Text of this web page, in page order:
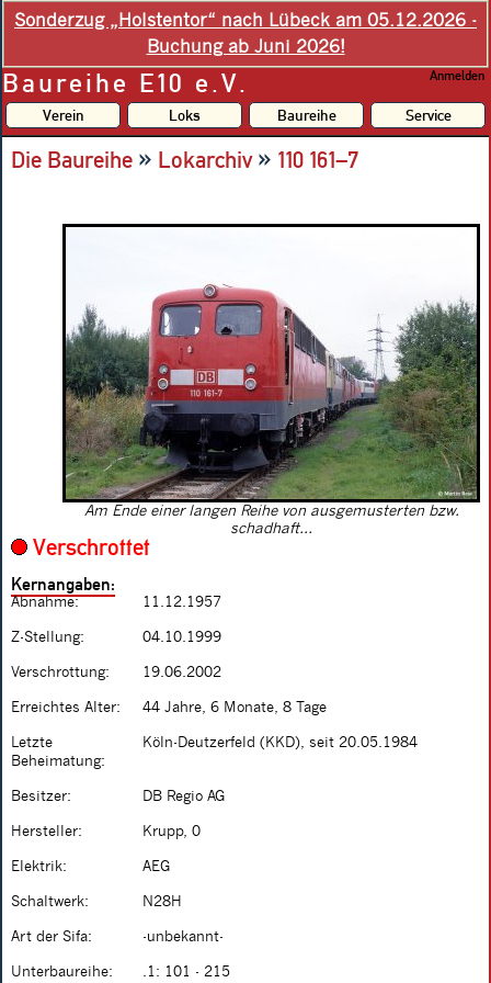
Sonderzug „Holstentor“ nach Lübeck am 05.12.2026 -
Buchung ab Juni 2026!
Baureihe E10 e.V. Anmelden
Verein Loks Baureihe Service
Die Baureihe » Lokarchiv» 110 161–7
Am Ende einer langen Reihe von ausgemusterten bzw.
schadhaft...
Verschrottet
Kernangaben:
Abnahme: 11.12.1957
Z-Stellung: 04.10.1999
Verschrottung: 19.06.2002
Erreichtes Alter: 44 Jahre, 6 Monate, 8 Tage
Letzte
Beheimatung:
Köln-Deutzerfeld (KKD), seit 20.05.1984
Besitzer: DB Regio AG
Hersteller: Krupp, 0
Elektrik: AEG
Schaltwerk: N28H
Art der Sifa: -unbekannt-
Unterbaureihe: .1: 101 - 215